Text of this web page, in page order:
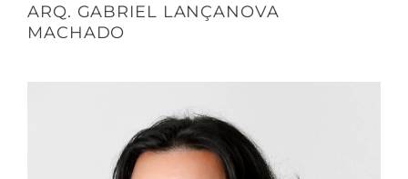
ARQ. GABRIEL LANÇANOVA
MACHADO